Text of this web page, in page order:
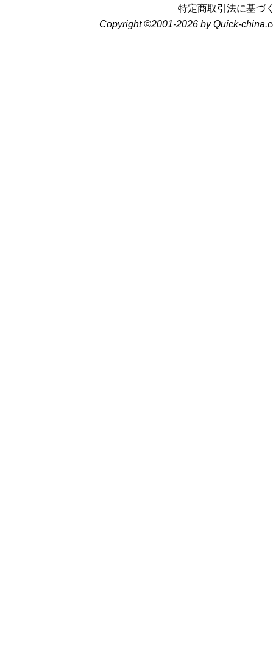
特定商取引法に基づ
Copyright ©2001-2026 by Quick-